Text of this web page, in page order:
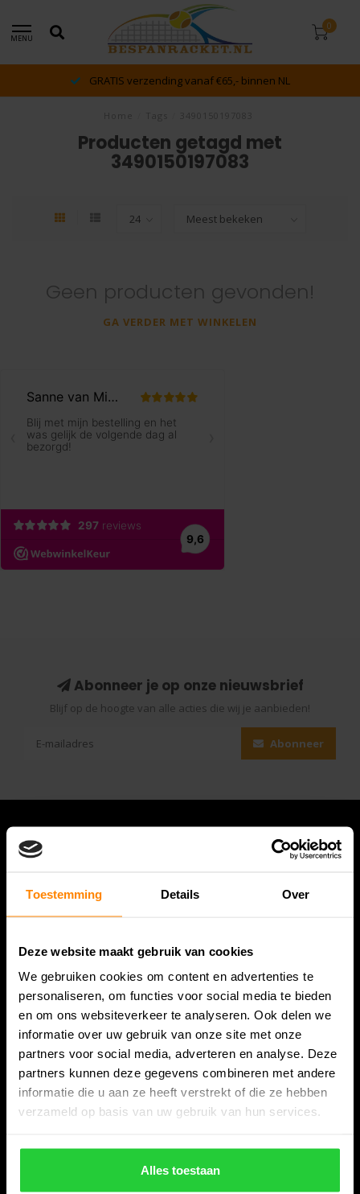
Toestemming Details Over
Deze website maakt gebruik van cookies
We gebruiken cookies om content en advertenties te
personaliseren, om functies voor social media te bieden
en om ons websiteverkeer te analyseren. Ook delen we
informatie over uw gebruik van onze site met onze
partners voor social media, adverteren en analyse. Deze
partners kunnen deze gegevens combineren met andere
informatie die u aan ze heeft verstrekt of die ze hebben
verzameld op basis van uw gebruik van hun services.
Alles toestaan
MENU
0
GRATIS verzending vanaf €65,- binnen NL
Producten getagd met
3490150197083
Geen producten gevonden!
GA VERDER MET WINKELEN
Abonneer je op onze nieuwsbrief
Blijf op de hoogte van alle acties die wij je aanbieden!
Abonneer
Bespanracket.nl is dé racketspecialist van Lelystad en
omstreken.
Snijdersstraat 6
8224 AA Lelystad
Nederland
06-57276080
info@bespanracket.nl